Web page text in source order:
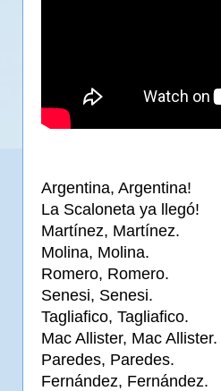
Argentina, Argentina!
La Scaloneta ya llegó!
Martínez, Martínez.
Molina, Molina.
Romero, Romero.
Senesi, Senesi.
Tagliafico, Tagliafico.
Mac Allister, Mac Allister.
Paredes, Paredes.
Fernández, Fernández.